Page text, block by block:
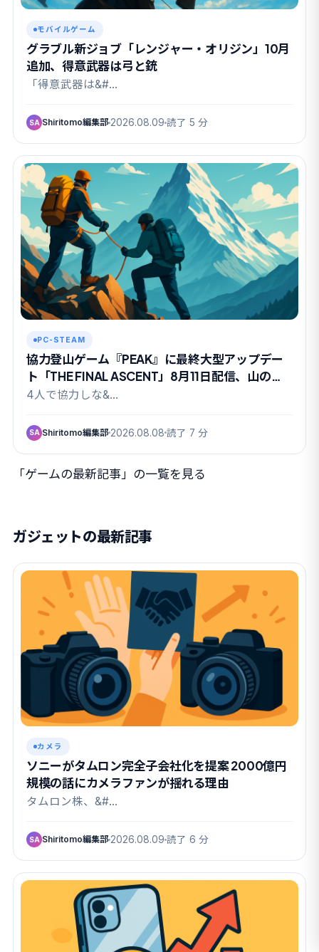
モバイルゲーム
グラブル新ジョブ「レンジャー・オリジン」10月
追加、得意武器は弓と銃
「得意武器は&#…
SA Shiritomo編集部 2026.08.09 読了 5 分
PC-STEAM
協力登山ゲーム『PEAK』に最終大型アップデー
ト「THE FINAL ASCENT」8月11日配信、山の日
に有終の美か
4人で協力しな&…
SA Shiritomo編集部 2026.08.08 読了 7 分
「ゲームの最新記事」の一覧を見る
ガジェットの最新記事
カメラ
ソニーがタムロン完全子会社化を提案 2000億円
規模の話にカメラファンが揺れる理由
タムロン株、&#…
SA Shiritomo編集部 2026.08.09 読了 6 分